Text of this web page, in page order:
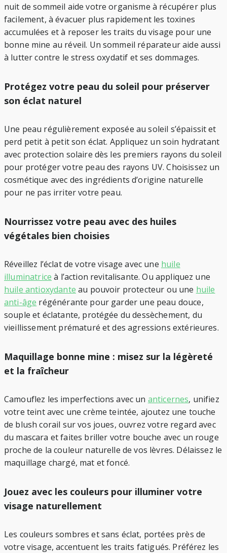
nuit de sommeil aide votre organisme à récupérer plus
facilement, à évacuer plus rapidement les toxines
accumulées et à reposer les traits du visage pour une
bonne mine au réveil. Un sommeil réparateur aide aussi
à lutter contre le stress oxydatif et ses dommages.
Protégez votre peau du soleil pour préserver
son éclat naturel
Une peau régulièrement exposée au soleil s’épaissit et
perd petit à petit son éclat. Appliquez un soin hydratant
avec protection solaire dès les premiers rayons du soleil
pour protéger votre peau des rayons UV. Choisissez un
cosmétique avec des ingrédients d’origine naturelle
pour ne pas irriter votre peau.
Nourrissez votre peau avec des huiles
végétales bien choisies
Réveillez l’éclat de votre visage avec une huile
illuminatrice à l’action revitalisante. Ou appliquez une
huile antioxydante au pouvoir protecteur ou une huile
anti-âge régénérante pour garder une peau douce,
souple et éclatante, protégée du dessèchement, du
vieillissement prématuré et des agressions extérieures.
Maquillage bonne mine : misez sur la légèreté
et la fraîcheur
Camouflez les imperfections avec un anticernes, unifiez
votre teint avec une crème teintée, ajoutez une touche
de blush corail sur vos joues, ouvrez votre regard avec
du mascara et faites briller votre bouche avec un rouge
proche de la couleur naturelle de vos lèvres. Délaissez le
maquillage chargé, mat et foncé.
Jouez avec les couleurs pour illuminer votre
visage naturellement
Les couleurs sombres et sans éclat, portées près de
votre visage, accentuent les traits fatigués. Préférez les